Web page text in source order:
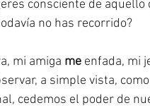
consciente de aquello
no has recorrido?
mi amiga me enfada, mi
a simple vista,
cedemos el poder de